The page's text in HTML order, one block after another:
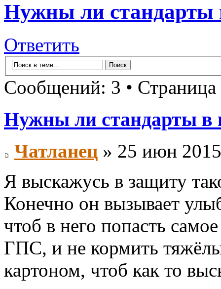
Нужны ли стандарты
Ответить
Сообщений: 3 • Страница
Нужны ли стандарты в
Чатланец » 25 июн
Я выскажусь в защиту
Конечно он вызывает
чтоб в него попасть
ГПС, и не кормить
картоном, чтоб как то